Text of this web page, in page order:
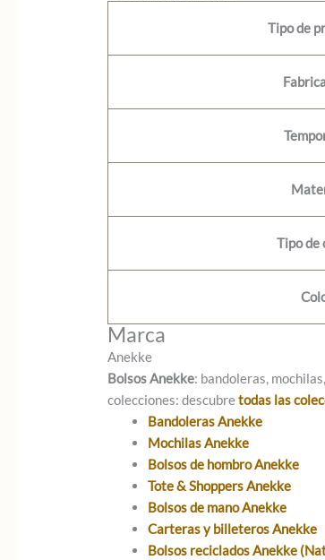
Tipo de
Tipo de
Marca
Anekke
Bolsos Anekke: bandoleras,
colecciones: descubretodas las
Bandoleras Anekke
Mochilas Anekke
Bolsos de hombro Anekke
Tote & Shoppers Anekke
Bolsos de mano Anekke
Carteras y billeteros Anekke
Bolsos reciclados Anekke